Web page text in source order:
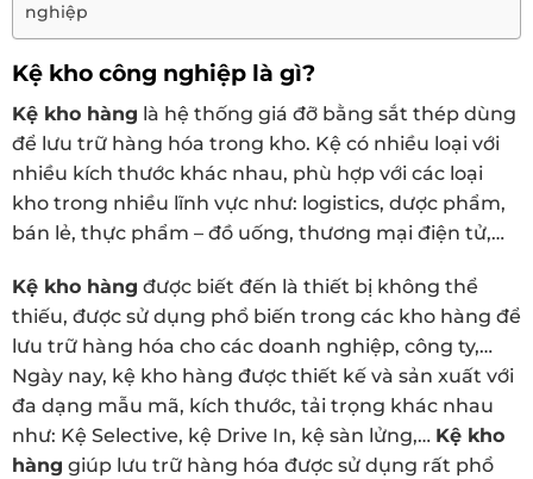
nghiệp
Kệ kho công nghiệp là gì?
Kệ kho hàng là hệ thống giá đỡ bằng sắt thép dùng
để lưu trữ hàng hóa trong kho. Kệ có nhiều loại với
nhiều kích thước khác nhau, phù hợp với các loại
kho trong nhiều lĩnh vực như: logistics, dược phẩm,
bán lẻ, thực phẩm – đồ uống, thương mại điện tử,…
Kệ kho hàng được biết đến là thiết bị không thể
thiếu, được sử dụng phổ biến trong các kho hàng để
lưu trữ hàng hóa cho các doanh nghiệp, công ty,…
Ngày nay, kệ kho hàng được thiết kế và sản xuất với
đa dạng mẫu mã, kích thước, tải trọng khác nhau
như: Kệ Selective, kệ Drive In, kệ sàn lửng,… Kệ kho
hàng giúp lưu trữ hàng hóa được sử dụng rất phổ